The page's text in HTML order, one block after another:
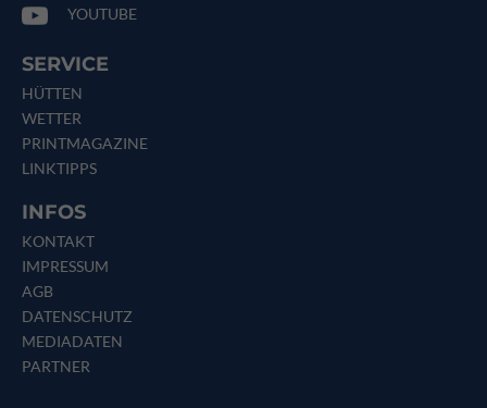
YOUTUBE
SERVICE
HÜTTEN
WETTER
PRINTMAGAZINE
LINKTIPPS
INFOS
KONTAKT
IMPRESSUM
AGB
DATENSCHUTZ
MEDIADATEN
PARTNER